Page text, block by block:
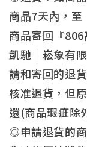
商品7天內，至
商品寄回『
凱馳｜崧象有
請和寄回的退
核准退貨，但
還(商品瑕疵除
◎申請退貨的